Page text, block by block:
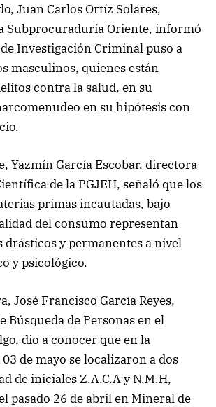
Juan Carlos Ortíz Solares,
Subprocuraduría Oriente, informó
Investigación Criminal puso a
masculinos, quienes están
contra la salud, en su
en su hipótesis con
Yazmín García Escobar, directora
de la PGJEH, señaló que los
primas incautadas, bajo
del consumo representan
drásticos y permanentes a nivel
y psicológico.
José Francisco García Reyes,
Búsqueda de Personas en el
dio a conocer que en la
de mayo se localizaron a dos
de iniciales Z.A.C.A y N.M.H,
pasado 26 de abril en Mineral de